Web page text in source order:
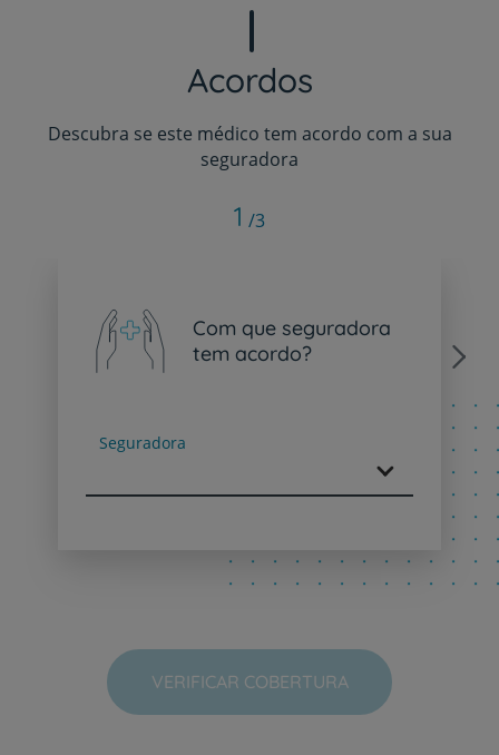
Acordos
Descubra se este médico tem acordo com a sua
seguradora
Com que seguradora
tem acordo?
Seguradora
Next
1 /3
VERIFICAR COBERTURA